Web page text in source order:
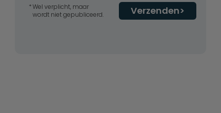
Verzenden
Wel verplicht, maar
wordt niet gepubliceerd.